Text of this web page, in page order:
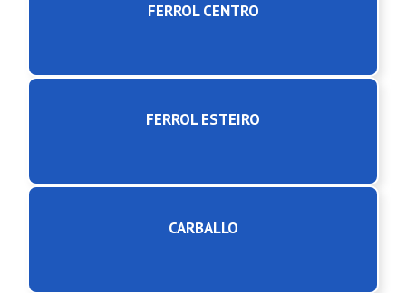
FERROL CENTRO
FERROL ESTEIRO
CARBALLO